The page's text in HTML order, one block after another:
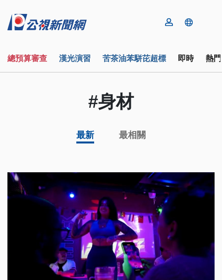
總預算審查 漢光演習 苦茶油苯駢芘超標 即時 熱
#身材
最新 最相關